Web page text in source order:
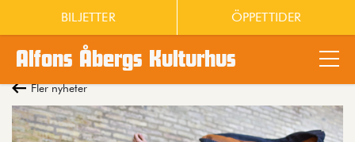
Alfons Åbergs Kulturhus
BILJETTER ÖPPETTIDER
Fler nyheter